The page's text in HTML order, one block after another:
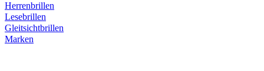
Herrenbrillen
Lesebrillen
Gleitsichtbrillen
Marken